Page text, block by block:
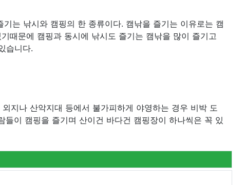
는 낚시와 캠핑의 한 종류이다. 캠낚을 즐기는 이유로는 캠
때문에 캠핑과 동시에 낚시도 즐기는 캠낚을 많이 즐기고
습니다.
지나 산악지대 등에서 불가피하게 야영하는 경우 비박 도
이 캠핑을 즐기며 산이건 바다건 캠핑장이 하나씩은 꼭 있